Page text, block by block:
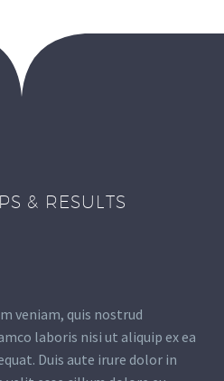
& RESULTS
veniam, quis nostrud
laboris nisi ut aliquip ex ea
Duis aute irure dolor in